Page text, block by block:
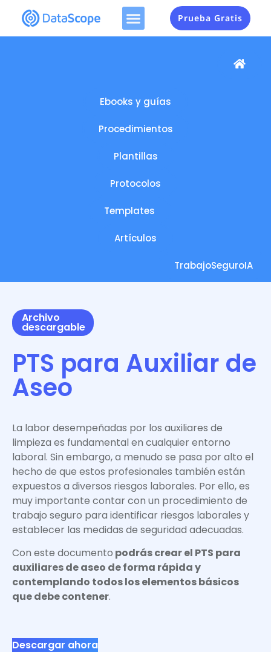
Prueba Gratis
Ebooks y guías
Procedimientos
Plantillas
Protocolos
Templates
Artículos
TrabajoSeguroIA
Archivo
descargable
PTS para Auxiliar de
Aseo
La labor desempeñadas por los auxiliares de
limpieza es fundamental en cualquier entorno
laboral. Sin embargo, a menudo se pasa por alto el
hecho de que estos profesionales también están
expuestos a diversos riesgos laborales. Por ello, es
muy importante contar con un procedimiento de
trabajo seguro para identificar riesgos laborales y
establecer las medidas de seguridad adecuadas.
Con este documento podrás crear el PTS para
auxiliares de aseo de forma rápida y
contemplando todos los elementos básicos
que debe contener.
Descargar ahora